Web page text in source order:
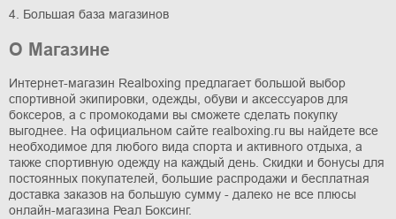
4. Большая база магазинов
О Магазине
Интернет-магазин Realboxing предлагает большой выбор
спортивной экипировки, одежды, обуви и аксессуаров для
боксеров, а с промокодами вы сможете сделать покупку
выгоднее. На официальном сайте realboxing.ru вы найдете все
необходимое для любого вида спорта и активного отдыха, а
также спортивную одежду на каждый день. Скидки и бонусы для
постоянных покупателей, большие распродажи и бесплатная
доставка заказов на большую сумму - далеко не все плюсы
онлайн-магазина Реал Боксинг.